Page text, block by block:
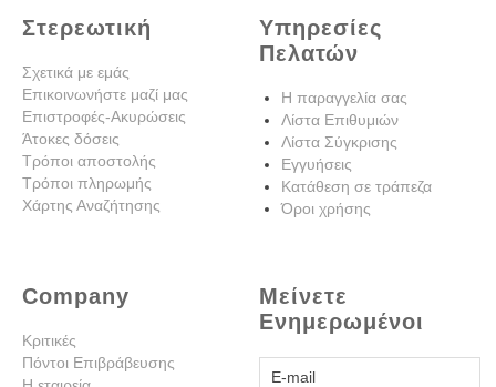
Στερεωτική
Σχετικά με εμάς
Επικοινωνήστε μαζί μας
Επιστροφές-Ακυρώσεις
Άτοκες δόσεις
Τρόποι αποστολής
Τρόποι πληρωμής
Χάρτης Αναζήτησης
Υπηρεσίες
Πελατών
Η παραγγελία σας
Λίστα Επιθυμιών
Λίστα Σύγκρισης
Εγγυήσεις
Κατάθεση σε τράπεζα
Όροι χρήσης
Company
Κριτικές
Πόντοι Επιβράβευσης
Μείνετε
Ενημερωμένοι